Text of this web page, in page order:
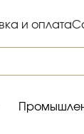
и оплата